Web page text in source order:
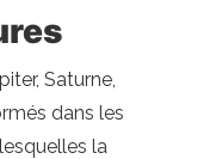
Saturne,
dans les
la